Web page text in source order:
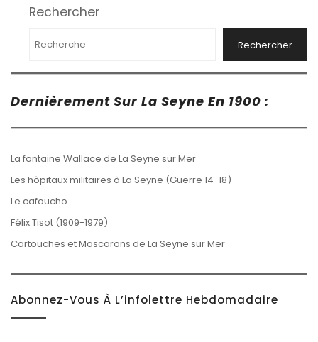
Rechercher
Rechercher
Dernièrement Sur La Seyne En 1900 :
La fontaine Wallace de La Seyne sur Mer
Les hôpitaux militaires à La Seyne (Guerre 14-18)
Le cafoucho
Félix Tisot (1909-1979)
Cartouches et Mascarons de La Seyne sur Mer
Abonnez-Vous À L’infolettre Hebdomadaire